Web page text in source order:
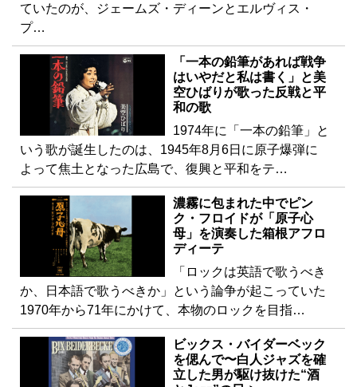
ていたのが、ジェームズ・ディーンとエルヴィス・
プ…
「一本の鉛筆があれば戦争
はいやだと私は書く」と美
空ひばりが歌った反戦と平
和の歌
1974年に「一本の鉛筆」と
いう歌が誕生したのは、1945年8月6日に原子爆弾に
よって焦土となった広島で、復興と平和をテ…
濃霧に包まれた中でピン
ク・フロイドが「原子心
母」を演奏した箱根アフロ
ディーテ
「ロックは英語で歌うべき
か、日本語で歌うべきか」という論争が起こっていた
1970年から71年にかけて、本物のロックを目指…
ビックス・バイダーベック
を偲んで〜白人ジャズを確
立した男が駆け抜けた“酒